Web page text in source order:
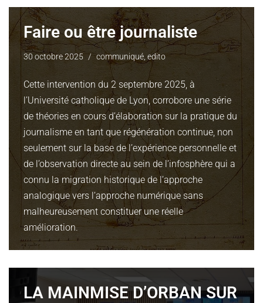
Faire ou être journaliste
30 octobre 2025 communiqué, edito
Cette intervention du 2 septembre 2025, à
l’Université catholique de Lyon, corrobore une série
de théories en cours d’élaboration sur la pratique du
journalisme en tant que régénération continue, non
seulement sur la base de l’expérience personnelle et
de l’observation directe au sein de l’infosphère qui a
connu la migration historique de l’approche
analogique vers l’approche numérique sans
malheureusement constituer une réelle
amélioration.
LA MAINMISE D’ORBAN SUR